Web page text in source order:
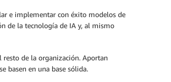
e implementar con éxito modelos de
de la tecnología de IA y, al mismo
de la organización. Aportan
basen en una base sólida.